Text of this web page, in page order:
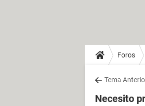
Foros
Tema
Necesito